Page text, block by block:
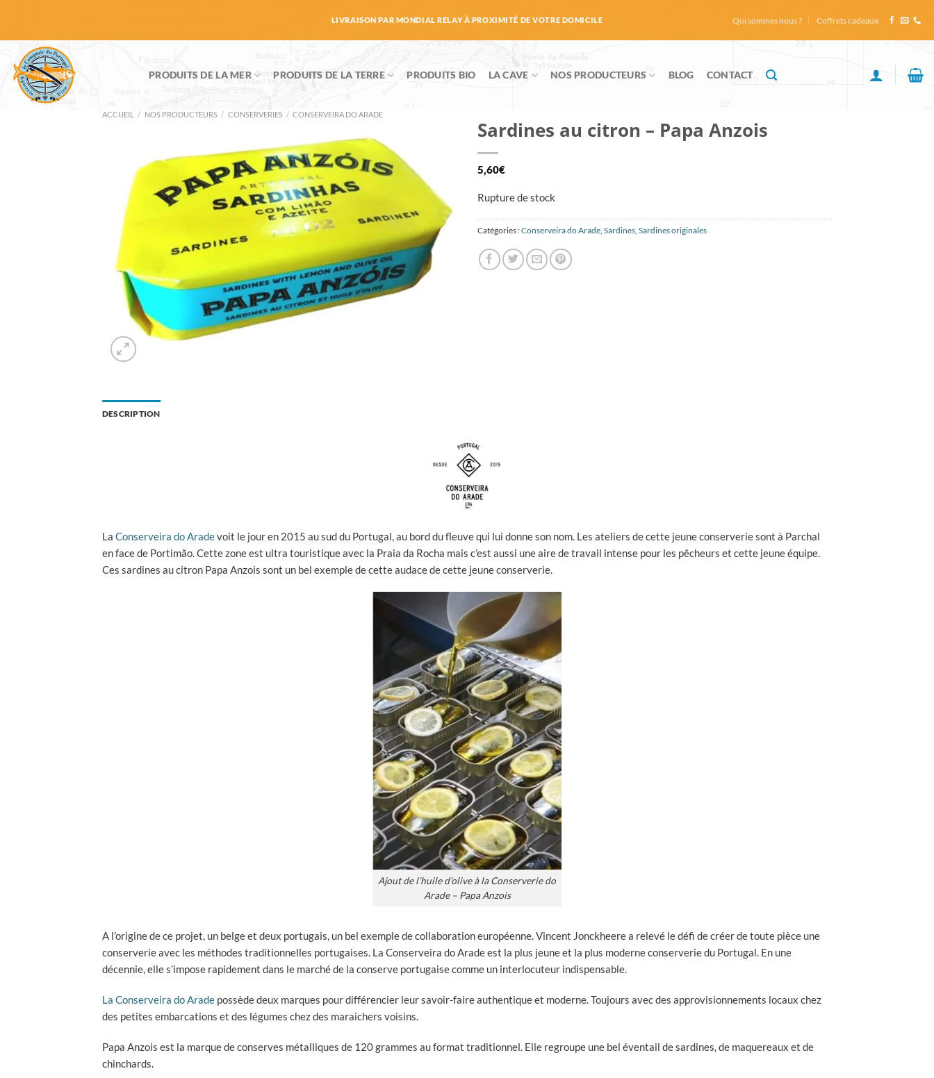
contenu
LIVRAISON PAR MONDIAL RELAY À PROXIMITÉ DE VOTRE DOMICILE Qui sommes nous ? Coffrets cadeaux
PRODUITS DE LA MER PRODUITS DE LA TERRE PRODUITS BIO LA CAVE NOS PRODUCTEURS BLOG CONTACT
ACCUEIL / NOS PRODUCTEURS / CONSERVERIES / CONSERVEIRA DO ARADE
Sardines au citron – Papa Anzois
5,60€
Rupture de stock
Catégories :Conserveira do Arade Sardines Sardines originales
DESCRIPTION
La Conserveira do Aradevoit le jour en 2015 au sud du Portugal, au bord du fleuve qui lui donne son nom. Les ateliers de cette jeune conserverie sont à Parchal
en face de Portimão. Cette zone est ultra touristique avec la Praia da Rocha mais c’est aussi une aire de travail intense pour les pêcheurs et cette jeune équipe.
Ces sardines au citron Papa Anzois sont un bel exemple de cette audace de cette jeune conserverie.
Ajout de l’huile d’olive à la Conserverie do
Arade – Papa Anzois
A l’origine de ce projet, un belge et deux portugais, un bel exemple de collaboration européenne. Vincent Jonckheere a relevé le défi de créer de toute pièce une
conserverie avec les méthodes traditionnelles portugaises. La Conserveira do Arade est la plus jeune et la plus moderne conserverie du Portugal. En une
décennie, elle s’impose rapidement dans le marché de la conserve portugaise comme un interlocuteur indispensable.
La Conserveira do Arade possède deux marques pour différencier leur savoir-faire authentique et moderne. Toujours avec des approvisionnements locaux chez
des petites embarcations et des légumes chez des maraichers voisins.
Papa Anzois est la marque de conserves métalliques de 120 grammes au format traditionnel. Elle regroupe une bel éventail de sardines, de maquereaux et de
chinchards.